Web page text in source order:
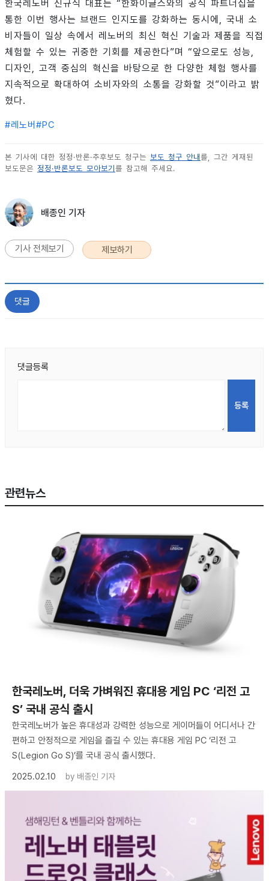
한국레노버 신규식 대표는 “한화이글스와의 공식 파트너십을
통한 이번 행사는 브랜드 인지도를 강화하는 동시에, 국내 소
비자들이 일상 속에서 레노버의 최신 혁신 기술과 제품을 직접
체험할 수 있는 귀중한 기회를 제공한다”며 “앞으로도 성능,
디자인, 고객 중심의 혁신을 바탕으로 한 다양한 체험 행사를
지속적으로 확대하여 소비자와의 소통을 강화할 것”이라고 밝
혔다.
#레노버 #PC
본 기사에 대한 정정·반론·추후보도 청구는 보도 청구 안내 를, 그간 게재된
보도문은 정정·반론보도 모아보기 를 참고해 주세요.
배종인 기자
기사 전체보기 제보하기
댓글
댓글등록
관련뉴스
한국레노버, 더욱 가벼워진 휴대용 게임 PC ‘리전 고
S’ 국내 공식 출시
한국레노버가 높은 휴대성과 강력한 성능으로 게이머들이 어디서나 간
편하고 안정적으로 게임을 즐길 수 있는 휴대용 게임 PC ‘리전 고
S(Legion Go S)’를 국내 공식 출시했다.
2025.02.10
by 배종인 기자